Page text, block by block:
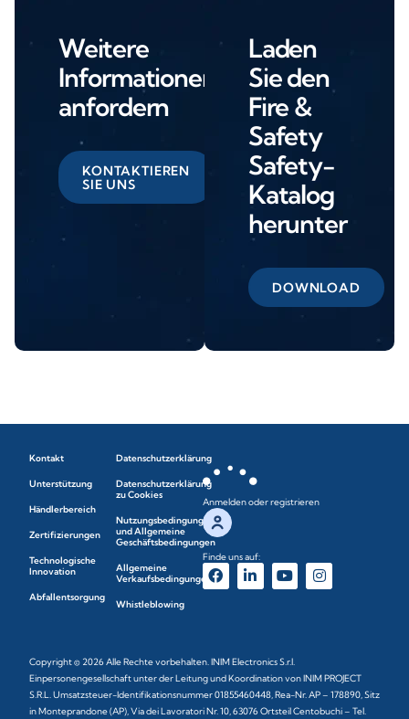
Weitere
Informationen
anfordern
KONTAKTIEREN
SIE UNS
Laden
Sie den
Fire &
Safety
Safety-
Katalog
herunter
DOWNLOAD
Kontakt
Unterstützung
Händlerbereich
Zertifizierungen
Technologische
Innovation
Abfallentsorgung
Datenschutzerklärung
Datenschutzerklärung
zu Cookies
Nutzungsbedingungen
und Allgemeine
Geschäftsbedingungen
Allgemeine
Verkaufsbedingungen
Whistleblowing
Anmelden oder registrieren
Finde uns auf:
Copyright © 2026 Alle Rechte vorbehalten. INIM Electronics S.r.l.
Einpersonengesellschaft unter der Leitung und Koordination von INIM PROJECT
S.R.L. Umsatzsteuer-Identifikationsnummer 01855460448, Rea-Nr. AP – 178890, Sitz
in Monteprandone (AP), Via dei Lavoratori Nr. 10, 63076 Ortsteil Centobuchi – Tel.